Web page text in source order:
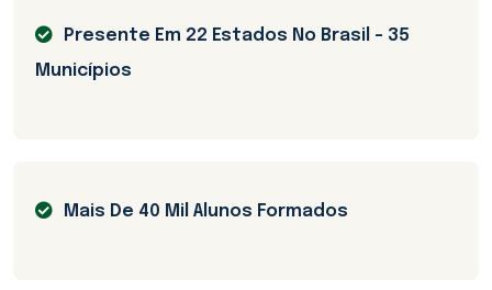
Presente Em 22 Estados No Brasil - 35
Municípios
Mais De 40 Mil Alunos Formados